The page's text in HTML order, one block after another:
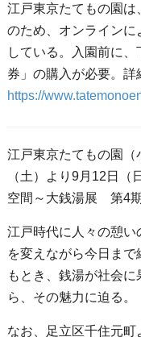
江戸東京たてもの園は
のため、オンラインに
している。入園前に
券」の購入が必要。詳
https://
江戸東京たてもの園（
（土）より9月12日
空間～大銭湯展 第4期
江戸時代に人々の憩
を変えながら今日ま
もとき、銭湯が社会
ら、その魅力に迫る。
なお、足立区千住元町